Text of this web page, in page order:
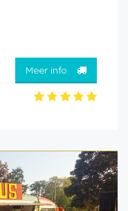
Meer info